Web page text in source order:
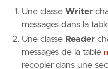
Une classe Writer
messages dans la
Une classe Reader
messages de la table
recopier dans une